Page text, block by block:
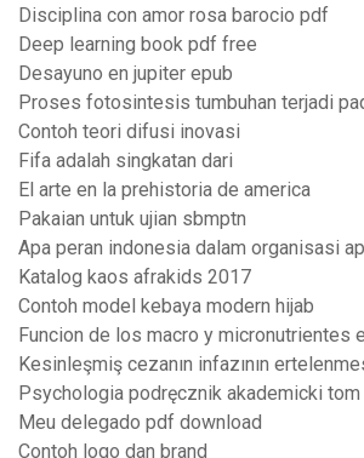
Disciplina con amor rosa barocio pdf
Deep learning book pdf free
Desayuno en jupiter epub
Proses fotosintesis tumbuhan terjadi
Contoh teori difusi inovasi
Fifa adalah singkatan dari
El arte en la prehistoria de america
Pakaian untuk ujian sbmptn
Apa peran indonesia dalam organisasi
Katalog kaos afrakids 2017
Contoh model kebaya modern hijab
Funcion de los macro y micronutrientes
Kesinleşmiş cezanın infazının
Psychologia podręcznik akademicki
Meu delegado pdf download
Contoh logo dan brand